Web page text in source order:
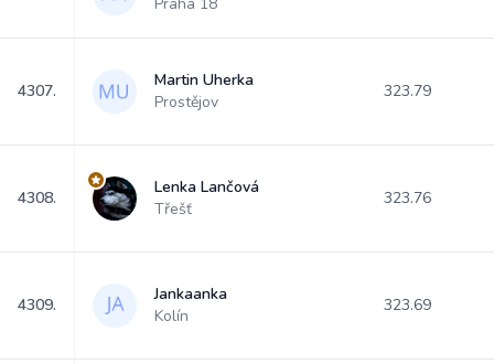
4307.
Martin Uherka
Prostějov
323.79
4308.
Lenka Lančová
Třešť
323.76
4309.
Jankaanka
Kolín
323.69